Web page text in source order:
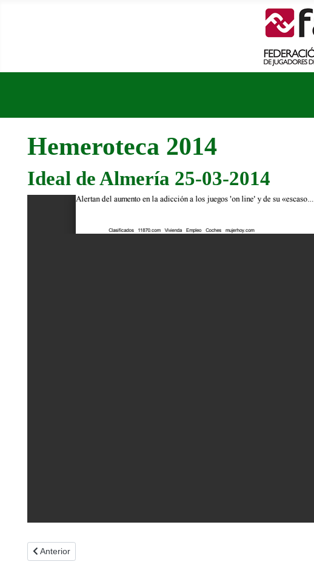
Hemeroteca 2014
Ideal de Almería 25-03-2014
Artículo anterior: Ideal de Almería formato papel 25-03-2014
Anterior